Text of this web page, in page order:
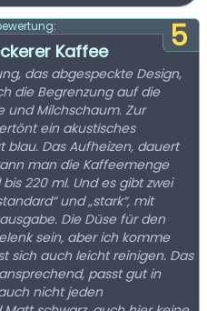
5
Kaffee
das abgespeckte Design,
die Begrenzung auf die
und Milchschaum. Zur
ein akustisches
blau. Das Aufheizen, dauert
man die Kaffeemenge
220 ml. Und es gibt zwei
und „stark“, mit
Die Düse für den
sein, aber ich komme
sich auch leicht reinigen. Das
passt gut in
nicht jeden